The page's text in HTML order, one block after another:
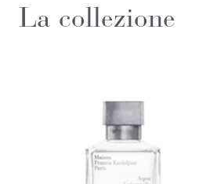
La collezione